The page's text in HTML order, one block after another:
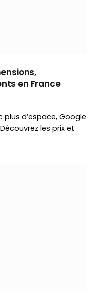
en France
plus d’espace, Google
les prix et